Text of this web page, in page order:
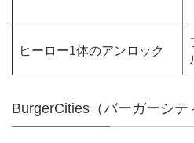
ヒーロー1体のアンロック
BurgerCities（バーガーシテ